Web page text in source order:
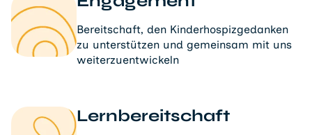
Bereitschaft, den Kinderhospizgedanken
zu unterstützen und gemeinsam mit uns
weiterzuentwickeln
Lernbereitschaft